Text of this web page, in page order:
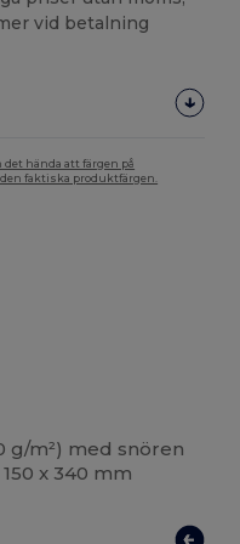
vid betalning
hända att färgen på
faktiska produktfärgen.
g/m²) med snören
150 x 340 mm